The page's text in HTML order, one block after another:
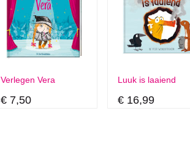
Verlegen Vera
€ 7,50
Luuk is laaiend
€ 16,99